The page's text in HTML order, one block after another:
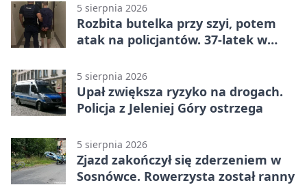
5 sierpnia 2026
Rozbita butelka przy szyi, potem
atak na policjantów. 37-latek w
5 sierpnia 2026
Upał zwiększa ryzyko na drogach.
Policja z Jeleniej Góry ostrzega
5 sierpnia 2026
Zjazd zakończył się zderzeniem w
Sosnówce. Rowerzysta został ranny